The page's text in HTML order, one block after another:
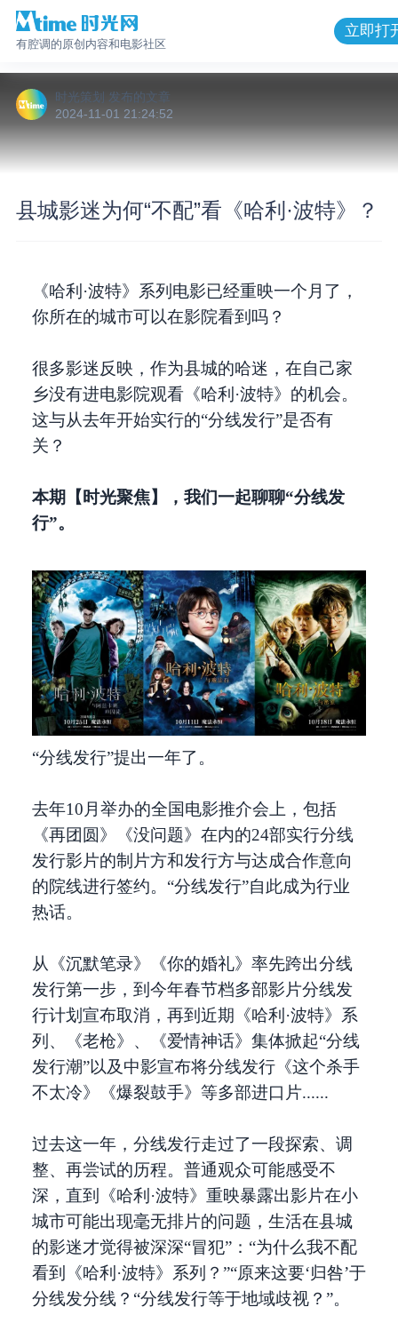
有腔调的原创内容和电影社区
立即打
时光策划 发布的 文章
2024-11-01 21:24:52
县城影迷为何“不配”看《哈利·波特》？
《哈利·波特》系列电影已经重映一个月了，
你所在的城市可以在影院看到吗？
很多影迷反映，作为县城的哈迷，在自己家
乡没有进电影院观看《哈利·波特》的机会。
这与从去年开始实行的“分线发行”是否有
关？
本期【时光聚焦】，我们一起聊聊“分线发
行”。
“分线发行”提出一年了。
去年10月举办的全国电影推介会上，包括
《再团圆》《没问题》在内的24部实行分线
发行影片的制片方和发行方与达成合作意向
的院线进行签约。“分线发行”自此成为行业
热话。
从《沉默笔录》《你的婚礼》率先跨出分线
发行第一步，到今年春节档多部影片分线发
行计划宣布取消，再到近期《哈利·波特》系
列、《老枪》、《爱情神话》集体掀起“分线
发行潮”以及中影宣布将分线发行《这个杀手
不太冷》《爆裂鼓手》等多部进口片......
过去这一年，分线发行走过了一段探索、调
整、再尝试的历程。普通观众可能感受不
深，直到《哈利·波特》重映暴露出影片在小
城市可能出现毫无排片的问题，生活在县城
的影迷才觉得被深深“冒犯”：“为什么我不配
看到《哈利·波特》系列？”“原来这要‘归咎’于
分线发分线？“分线发行等于地域歧视？”。